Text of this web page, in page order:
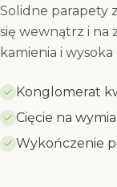
Solidne parapety
się wewnątrz i na
kamienia i
Konglomerat
Cięcie na
Wykończenie